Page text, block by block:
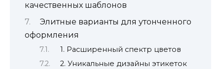
качественных шаблонов
Элитные варианты для утонченного
оформления
1. Расширенный спектр цветов
2. Уникальные дизайны этикеток